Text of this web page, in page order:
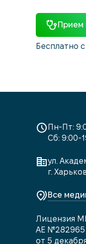
Прием
Бесплатно
Пн-Пт:
Сб: 9:00-
ул.
г.
Все
Лицензия
АЕ №282965
от 5